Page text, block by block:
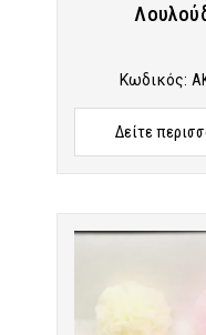
Κωδικός:
Δείτε